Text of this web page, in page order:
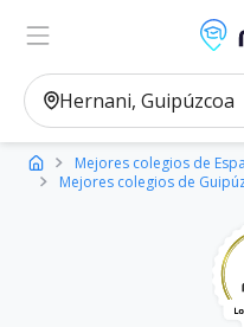
Ver en el
Mejores colegios de
Mejores colegios de